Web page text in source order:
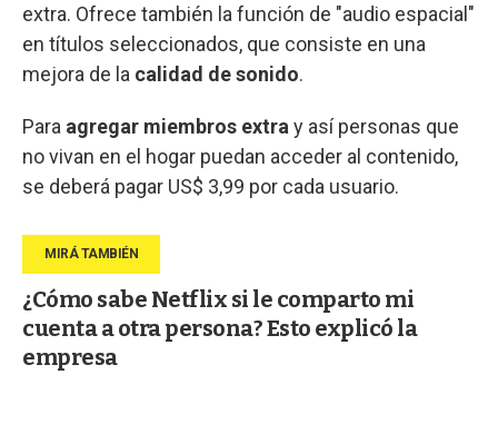
extra. Ofrece también la función de "audio espacial"
en títulos seleccionados, que consiste en una
mejora de la calidad de sonido.
Para agregar miembros extra y así personas que
no vivan en el hogar puedan acceder al contenido,
se deberá pagar US$ 3,99 por cada usuario.
¿Cómo sabe Netflix si le comparto mi
cuenta a otra persona? Esto explicó la
empresa